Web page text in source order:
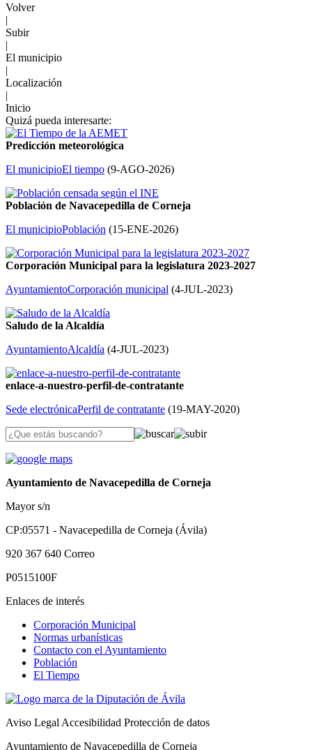
Volver
|
Subir
|
El municipio
|
Localización
|
Inicio
Quizá pueda interesarte:
Predicción meteorológica
El municipioEl tiempo (9-AGO-2026)
Población de Navacepedilla de Corneja
El municipioPoblación (15-ENE-2026)
Corporación Municipal para la legislatura 2023-2027
AyuntamientoCorporación municipal (4-JUL-2023)
Saludo de la Alcaldía
AyuntamientoAlcaldía (4-JUL-2023)
enlace-a-nuestro-perfil-de-contratante
Sede electrónicaPerfil de contratante (19-MAY-2020)
Ayuntamiento de Navacepedilla de Corneja
Mayor s/n
CP:05571 - Navacepedilla de Corneja (Ávila)
920 367 640 Correo
P0515100F
Enlaces de interés
Corporación Municipal
Normas urbanísticas
Contacto con el Ayuntamiento
Población
El Tiempo
Aviso Legal Accesibilidad Protección de datos
Ayuntamiento de Navacepedilla de Corneja